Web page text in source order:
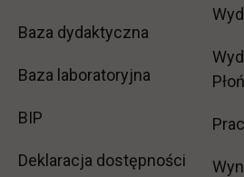
Baza dydaktyczna
Baza laboratoryjna
BIP link otwiera się w nowej
Deklaracja dostępności